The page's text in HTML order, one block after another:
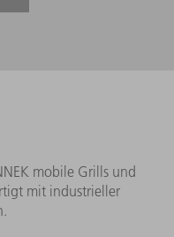
mobile Grills und
mit industrieller